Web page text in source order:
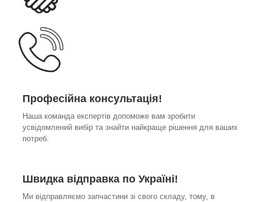
Професійна консультація!
Наша команда експертів допоможе вам зробити
усвідомлений вибір та знайти найкраще рішення для ваших
потреб.
Швидка відправка по Україні!
Ми відправляємо запчастини зі свого складу, тому, в